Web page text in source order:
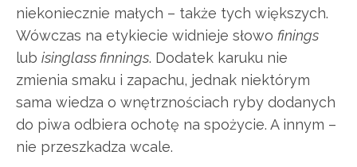
niekoniecznie małych – także tych większych.
Wówczas na etykiecie widnieje słowo finings
lub isinglass finnings. Dodatek karuku nie
zmienia smaku i zapachu, jednak niektórym
sama wiedza o wnętrznościach ryby dodanych
do piwa odbiera ochotę na spożycie. A innym –
nie przeszkadza wcale.